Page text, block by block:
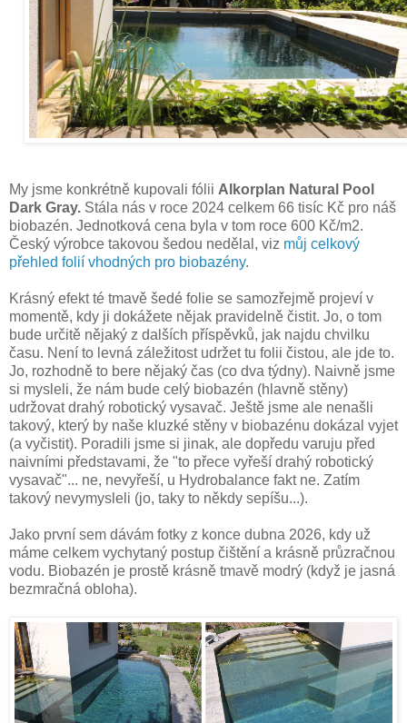
My jsme konkrétně kupovali fólii Alkorplan Natural Pool
Dark Gray. Stála nás v roce 2024 celkem 66 tisíc Kč pro náš
biobazén. Jednotková cena byla v tom roce 600 Kč/m2.
Český výrobce takovou šedou nedělal, viz můj celkový
přehled folií vhodných pro biobazény.
Krásný efekt té tmavě šedé folie se samozřejmě projeví v
momentě, kdy ji dokážete nějak pravidelně čistit. Jo, o tom
bude určitě nějaký z dalších příspěvků, jak najdu chvilku
času. Není to levná záležitost udržet tu folii čistou, ale jde to.
Jo, rozhodně to bere nějaký čas (co dva týdny). Naivně jsme
si mysleli, že nám bude celý biobazén (hlavně stěny)
udržovat drahý robotický vysavač. Ještě jsme ale nenašli
takový, který by naše kluzké stěny v biobazénu dokázal vyjet
(a vyčistit). Poradili jsme si jinak, ale dopředu varuju před
naivními představami, že "to přece vyřeší drahý robotický
vysavač"... ne, nevyřeší, u Hydrobalance fakt ne. Zatím
takový nevymysleli (jo, taky to někdy sepíšu...).
Jako první sem dávám fotky z konce dubna 2026, kdy už
máme celkem vychytaný postup čištění a krásně průzračnou
vodu. Biobazén je prostě krásně tmavě modrý (když je jasná
bezmračná obloha).